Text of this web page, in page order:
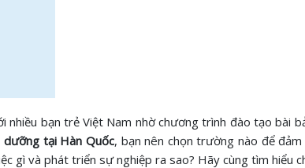
bạn trẻ Việt Nam nhờ chương trình đào tạo bài
tại Hàn Quốc, bạn nên chọn trường nào để
gì và phát triển sự nghiệp ra sao? Hãy cùng tìm hiểu